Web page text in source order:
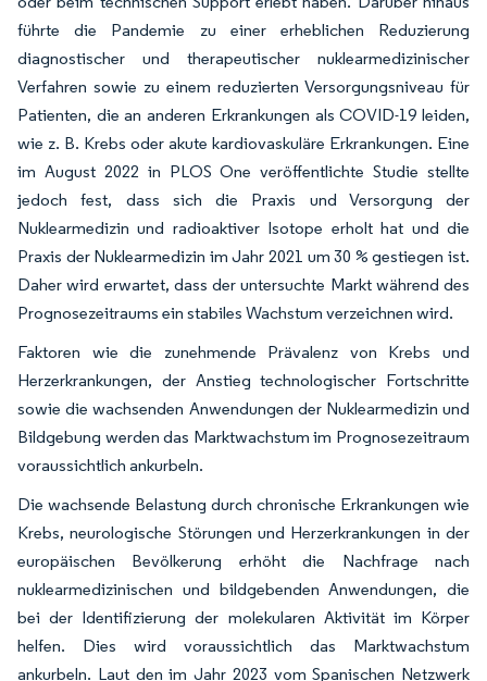
führte die Pandemie zu einer erheblichen Reduzierung
diagnostischer und therapeutischer nuklearmedizinischer
Verfahren sowie zu einem reduzierten Versorgungsniveau für
Patienten, die an anderen Erkrankungen als COVID-19 leiden,
wie z. B. Krebs oder akute kardiovaskuläre Erkrankungen. Eine
im August 2022 in PLOS One veröffentlichte Studie stellte
jedoch fest, dass sich die Praxis und Versorgung der
Nuklearmedizin und radioaktiver Isotope erholt hat und die
Praxis der Nuklearmedizin im Jahr 2021 um 30 % gestiegen ist.
Daher wird erwartet, dass der untersuchte Markt während des
Prognosezeitraums ein stabiles Wachstum verzeichnen wird.
Faktoren wie die zunehmende Prävalenz von Krebs und
Herzerkrankungen, der Anstieg technologischer Fortschritte
sowie die wachsenden Anwendungen der Nuklearmedizin und
Bildgebung werden das Marktwachstum im Prognosezeitraum
voraussichtlich ankurbeln.
Die wachsende Belastung durch chronische Erkrankungen wie
Krebs, neurologische Störungen und Herzerkrankungen in der
europäischen Bevölkerung erhöht die Nachfrage nach
nuklearmedizinischen und bildgebenden Anwendungen, die
bei der Identifizierung der molekularen Aktivität im Körper
helfen. Dies wird voraussichtlich das Marktwachstum
ankurbeln. Laut den im Jahr 2023 vom Spanischen Netzwerk